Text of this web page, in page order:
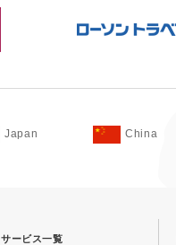
Japan China
サービス一覧